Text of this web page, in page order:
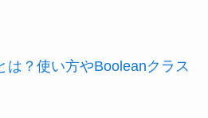
は？使い方やBooleanクラス